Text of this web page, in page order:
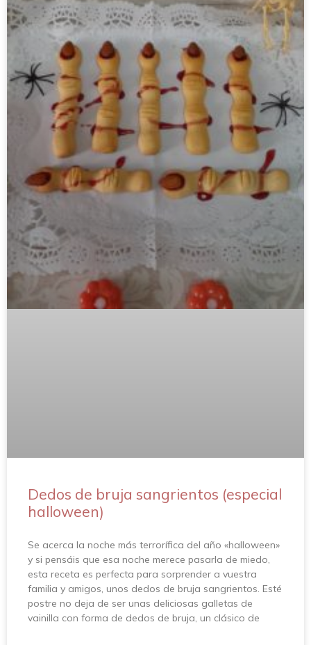
Dedos de bruja sangrientos (especial
halloween)
Se acerca la noche más terrorífica del año «halloween»
y si pensáis que esa noche merece pasarla de miedo,
esta receta es perfecta para sorprender a vuestra
familia y amigos, unos dedos de bruja sangrientos. Esté
postre no deja de ser unas deliciosas galletas de
vainilla con forma de dedos de bruja, un clásico de